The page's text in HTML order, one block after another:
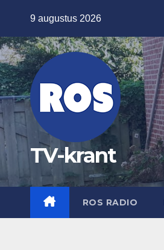
de
inhoud
9 augustus 2026
TV-krant
ROS RADIO